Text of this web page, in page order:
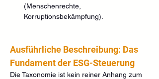
(Menschenrechte,
Korruptionsbekämpfung).
Ausführliche Beschreibung: Das
Fundament der ESG-Steuerung
Die Taxonomie ist kein reiner Anhang zum